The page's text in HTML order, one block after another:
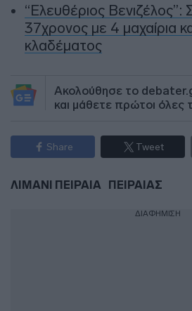
“Ελευθέριος
37χρονος με 4 μαχαίρια
κλαδέματος
Ακολούθησε το
και μάθετε πρώτοι όλες
Share Tweet
ΛΙΜΑΝΙ ΠΕΙΡΑΙΑ ΠΕΙΡΑΙΑΣ
ΔΙΑΦΗΜΙΣΗ